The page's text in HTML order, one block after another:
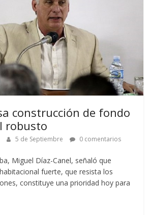
construcción de fondo
robusto
5 de Septiembre 0 comentarios
Miguel Díaz-Canel, señaló que
fuerte, que resista los
constituye una prioridad hoy para